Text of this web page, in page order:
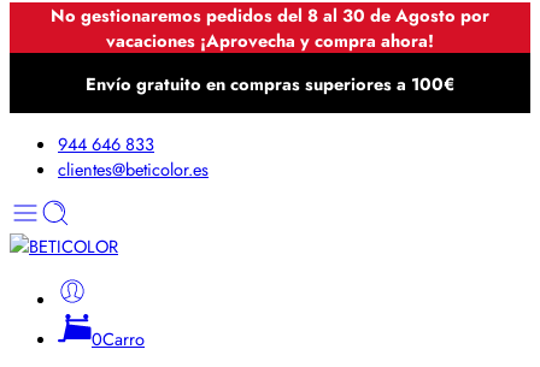
No gestionaremos pedidos del 8 al 30 de Agosto por
vacaciones ¡Aprovecha y compra ahora!
Envío gratuito en compras superiores a 100€
944 646 833
clientes@beticolor.es
0Carro